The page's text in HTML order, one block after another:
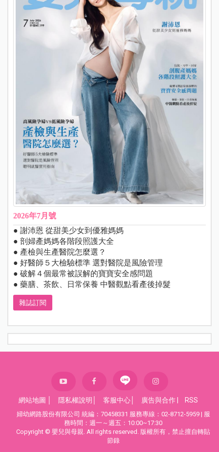
2026年7月號
● 謝沛恩 從甜美少女到優雅媽媽
● 剖婦產媽媽各階段照護大全
● 產檢與生產醫院怎麼選？
● 好醫師５大檢驗標準 選對醫院是風險管理
● 破解４個最常被誤解的寶寶安全感問題
● 藥膳、茶飲、日常保養 中醫觀點看產後掉髮
雜誌訂閱
網站地圖 隱私權說明 客服中心 廣告與合作 RSS
婦幼網路股份有限公司 統編：70458331 服務專線：02-8712-5959 | 服
務時間：週一～週五：10:00~17:30
Copyright © 嬰兒與母親. All rights reserved. 版權所有，禁止擅自轉貼
節錄